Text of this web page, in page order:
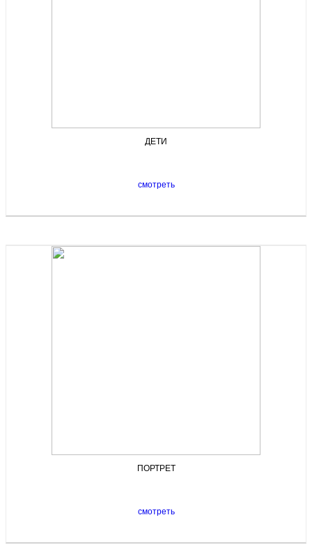
ДЕТИ
смотреть
ПОРТРЕТ
смотреть